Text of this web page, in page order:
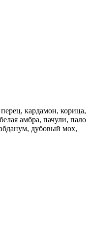
кардамон, корица,
амбра, пачули, пало
дубовый мох,